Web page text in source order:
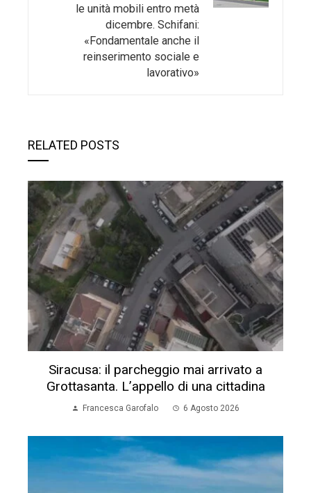
le unità mobili entro metà
dicembre. Schifani:
«Fondamentale anche il
reinserimento sociale e
lavorativo»
RELATED POSTS
Siracusa: il parcheggio mai arrivato a
Grottasanta. L’appello di una cittadina
Francesca Garofalo 6 Agosto 2026